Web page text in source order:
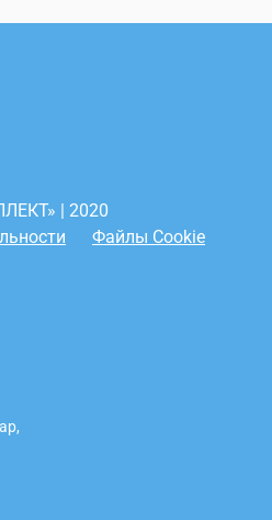
| 2020
Файлы Cookie